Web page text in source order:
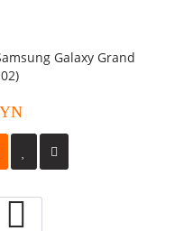
Galaxy Grand